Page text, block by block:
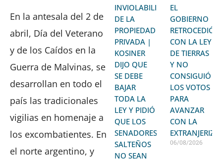
En la antesala del 2 de
abril, Día del Veterano
y de los Caídos en la
Guerra de Malvinas, se
desarrollan en todo el
país las tradicionales
vigilias en homenaje a
los excombatientes. En
el norte argentino, y
INVIOLABILIDAD
DE LA
PROPIEDAD
PRIVADA |
KOSINER
DIJO QUE
SE DEBE
BAJAR
TODA LA
LEY Y PIDIÓ
QUE LOS
SENADORES
SALTEÑOS
NO SEAN
EL
GOBIERNO
RETROCEDIÓ
CON LA LEY
DE TIERRAS
Y NO
CONSIGUIÓ
LOS VOTOS
PARA
AVANZAR
CON LA
06/08/2026